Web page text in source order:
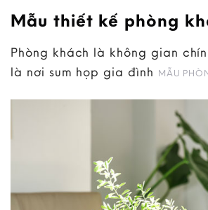
Mẫu thiết kế phòng
Phòng khách là không gian
là nơi sum họp gia đình MẪU